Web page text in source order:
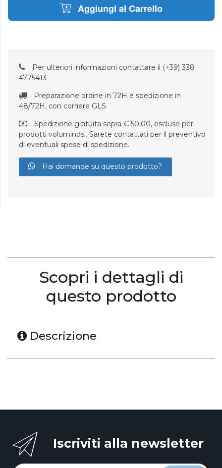
Aggiungi al Carrello
Per ulteriori informazioni contattare il (+39) 338
4775413
Preparazione ordine in 72H e spedizione in
48/72H, con corriere GLS
Spedizione gratuita sopra € 50,00, escluso per
prodotti voluminosi. Sarete contattati per il preventivo
di eventuali spese di spedizione.
Hai domande su questo prodotto?
Scopri i dettagli di
questo prodotto
Descrizione
Iscriviti alla newsletter